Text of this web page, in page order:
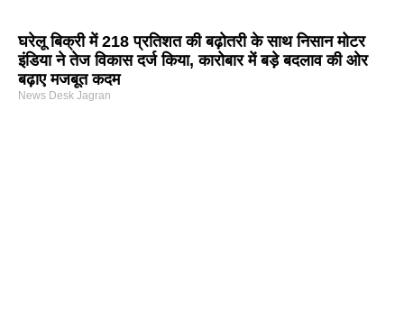
घरेलू बिक्री में 218 प्रतिशत की बढ़ोतरी के साथ निसान मोटर
इंडिया ने तेज विकास दर्ज किया, कारोबार में बड़े बदलाव की ओर
बढ़ाए मजबूत कदम
News Desk Jagran